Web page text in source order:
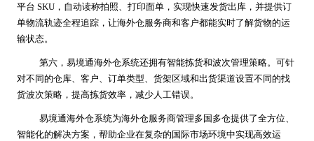
平台 SKU，自动读称拍照、打印面单，实现快速发货出库，并提供订
单物流轨迹全程追踪，让海外仓服务商和客户都能实时了解货物的运
输状态。
第六，易境通海外仓系统还拥有智能拣货和波次管理策略。可针
对不同的仓库、客户、订单类型、货架区域和出货渠道设置不同的找
货波次策略，提高拣货效率，减少人工错误。
易境通海外仓系统为海外仓服务商管理多国多仓提供了全方位、
智能化的解决方案，帮助企业在复杂的国际市场环境中实现高效运